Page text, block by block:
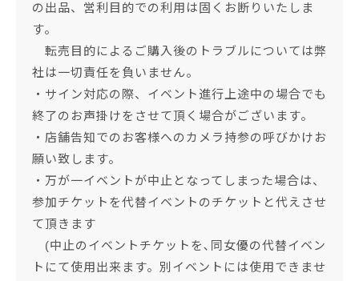
の出品、営利目的での利用は固くお断りいたしま
す。
転売目的によるご購入後のトラブルについては弊
社は一切責任を負いません。
・サイン対応の際、イベント進行上途中の場合でも
終了のお声掛けをさせて頂く場合がございます。
・店舗告知でのお客様へのカメラ持参の呼びかけお
願い致します。
・万が一イベントが中止となってしまった場合は、
参加チケットを代替イベントのチケットと代えさせ
て頂きます
(中止のイベントチケットを､同女優の代替イベン
トにて使用出来ます。別イベントには使用できませ